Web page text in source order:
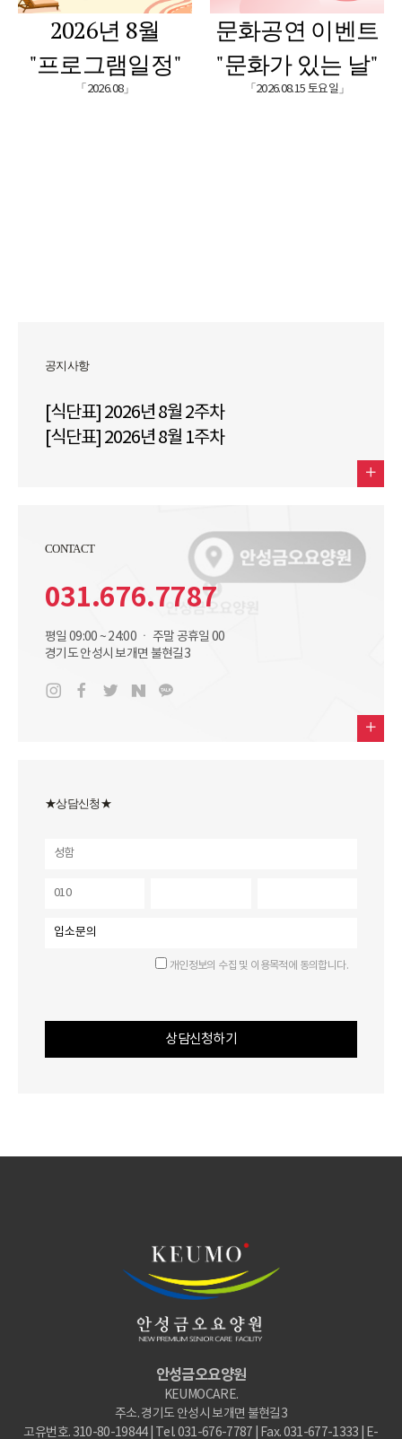
2026년 8월
"프로그램일정"
「2026.08」
문화공연 이벤트
"문화가 있는 날"
「2026.08.15 토요일」
공지사항
[식단표] 2026년 8월 2주차
[식단표] 2026년 8월 1주차
CONTACT
031.676.7787
평일 09:00 ~ 24:00 ㆍ 주말 공휴일 00
경기도 안성시 보개면 불현길3
★상담신청★
개인정보의 수집 및 이용목적에 동의합니다.
상담신청하기
안성금오요양원
KEUMOCARE.
주소. 경기도 안성시 보개면 불현길3
고유번호. 310-80-19844 | Tel. 031-676-7787 | Fax. 031-677-1333 | E-